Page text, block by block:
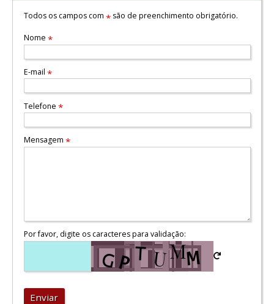
Todos os campos com *são de preenchimento obrigatório.
Nome *
E-mail *
Telefone *
Mensagem *
Por favor, digite os caracteres para validação:
Enviar